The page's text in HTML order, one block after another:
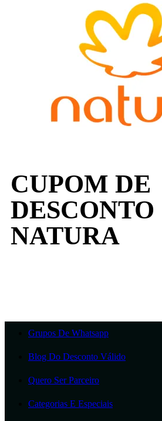
CUPOM DE
DESCONTO
NATURA
Grupos De Whatsapp
Blog Do Desconto Válido
Quero Ser Parceiro
Categorias E Especiais